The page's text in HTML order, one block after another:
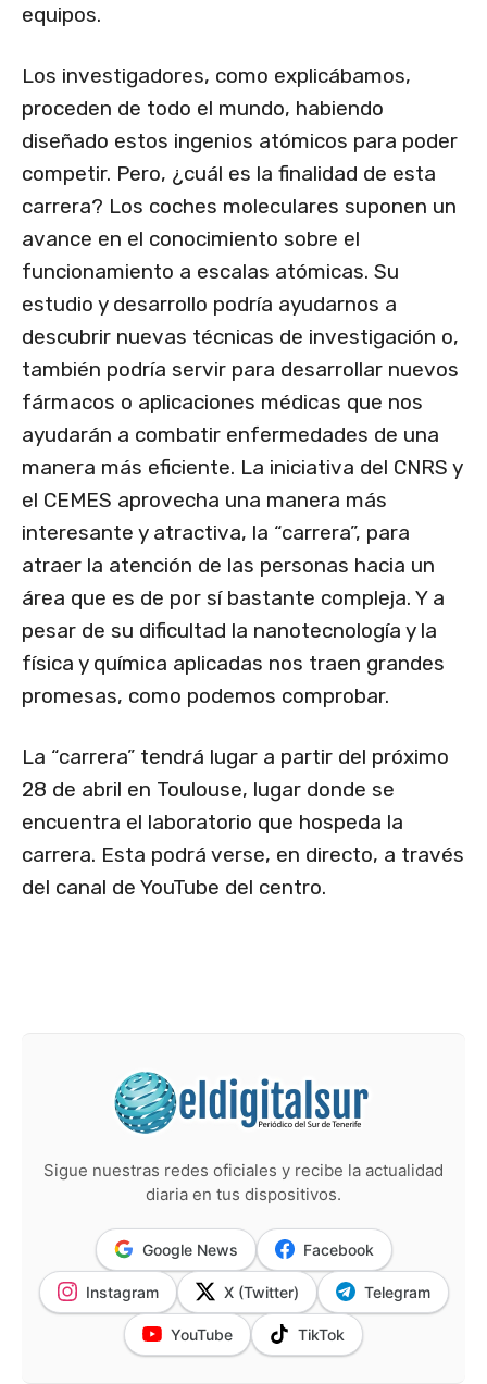
equipos.
Los investigadores, como explicábamos,
proceden de todo el mundo, habiendo
diseñado estos ingenios atómicos para poder
competir. Pero, ¿cuál es la finalidad de esta
carrera? Los coches moleculares suponen un
avance en el conocimiento sobre el
funcionamiento a escalas atómicas. Su
estudio y desarrollo podría ayudarnos a
descubrir nuevas técnicas de investigación o,
también podría servir para desarrollar nuevos
fármacos o aplicaciones médicas que nos
ayudarán a combatir enfermedades de una
manera más eficiente. La iniciativa del CNRS y
el CEMES aprovecha una manera más
interesante y atractiva, la “carrera”, para
atraer la atención de las personas hacia un
área que es de por sí bastante compleja. Y a
pesar de su dificultad la nanotecnología y la
física y química aplicadas nos traen grandes
promesas, como podemos comprobar.
La “carrera” tendrá lugar a partir del próximo
28 de abril en Toulouse, lugar donde se
encuentra el laboratorio que hospeda la
carrera. Esta podrá verse, en directo, a través
del canal de YouTube del centro.
Sigue nuestras redes oficiales y recibe la actualidad
diaria en tus dispositivos.
Google News Facebook
Instagram X (Twitter) Telegram
YouTube TikTok